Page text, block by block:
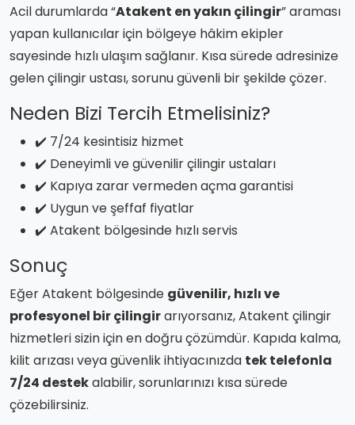
Acil durumlarda “Atakent en yakın çilingir” araması
yapan kullanıcılar için bölgeye hâkim ekipler
sayesinde hızlı ulaşım sağlanır. Kısa sürede adresinize
gelen çilingir ustası, sorunu güvenli bir şekilde çözer.
Neden Bizi Tercih Etmelisiniz?
✔️ 7/24 kesintisiz hizmet
✔️ Deneyimli ve güvenilir çilingir ustaları
✔️ Kapıya zarar vermeden açma garantisi
✔️ Uygun ve şeffaf fiyatlar
✔️ Atakent bölgesinde hızlı servis
Sonuç
Eğer Atakent bölgesinde güvenilir, hızlı ve
profesyonel bir çilingirarıyorsanız, Atakent çilingir
hizmetleri sizin için en doğru çözümdür. Kapıda kalma,
kilit arızası veya güvenlik ihtiyacınızda tek telefonla
7/24 destekalabilir, sorunlarınızı kısa sürede
çözebilirsiniz.